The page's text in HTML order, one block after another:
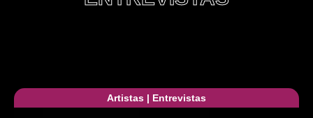
Artistas | Entrevistas